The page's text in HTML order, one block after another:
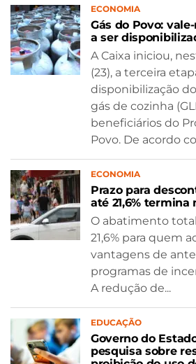
ECONOMIA
Gás do Povo:
a ser
A Caixa iniciou,
(23), a terceira
disponibilização
gás de cozinha
beneficiários do
Povo. De acordo
ECONOMIA
Prazo para
até 21,6% termina
O abatimento
21,6% para quem
vantagens de
programas de
A redução de...
EDUCAÇÃO
Governo do
pesquisa sobre